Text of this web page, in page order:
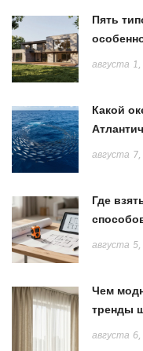
Пять
августа 1,
Какой
августа 7,
Где
ремонта
августа 5,
Чем
тренды
августа 6,